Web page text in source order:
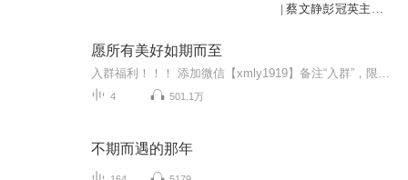
| 蔡文静彭冠英主演
之下2
愿所有美好如期而至
4 501.1万
不期而遇的那年